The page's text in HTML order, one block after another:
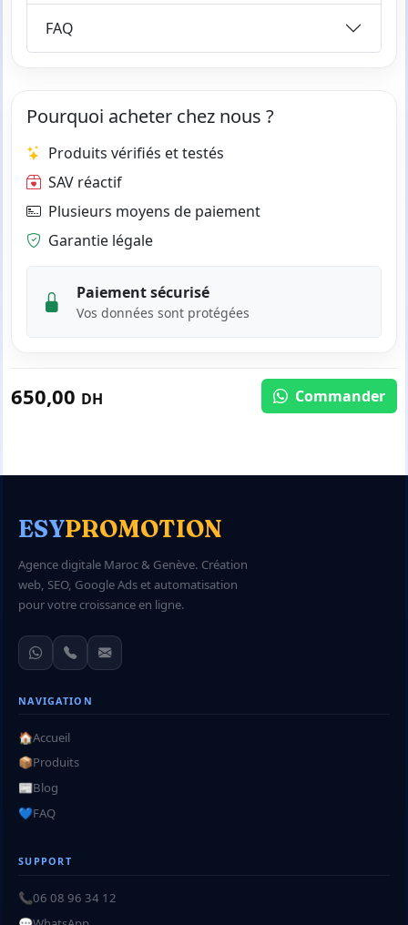
FAQ
Pourquoi acheter chez nous ?
Produits vérifiés et testés
SAV réactif
Plusieurs moyens de paiement
Garantie légale
Paiement sécurisé
Vos données sont protégées
650,00 DH Commander
ESYPROMOTION
Agence digitale Maroc & Genève. Création
web, SEO, Google Ads et automatisation
pour votre croissance en ligne.
NAVIGATION
🏠Accueil
📦Produits
📰Blog
💙FAQ
SUPPORT
📞06 08 96 34 12